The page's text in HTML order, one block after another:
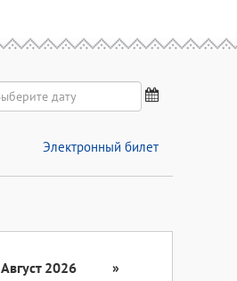
Электронный билет
Август 2026
»